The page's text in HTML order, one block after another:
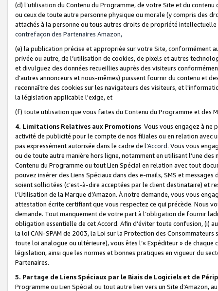
(d) l’utilisation du Contenu du Programme, de votre Site et du
ou ceux de toute autre personne physique ou morale (y compris des
attachés à la personne ou tous autres droits de propriété
contrefaçon des Partenaires Amazon,
(e) la publication précise et appropriée sur votre Site, conformément
privée ou autre, de l’utilisation de cookies, de pixels et autres
et divulguez des données recueillies auprès des visiteurs
d’autres annonceurs et nous-mêmes) puissent fournir du contenu et
reconnaître des cookies sur les navigateurs des visiteurs, et
la législation applicable l'exige, et
(f) toute utilisation que vous faites du Contenu du Programme et des
4. Limitations Relatives aux Promotions Vous vous engagez à ne
activité de publicité pour le compte de nos filiales ou en relation avec
pas expressément autorisée dans le cadre de l’Accord. Vous vous
ou de toute autre manière hors ligne, notamment en utilisant l’une
Contenu du Programme ou tout Lien Spécial en relation avec tout
pouvez insérer des Liens Spéciaux dans des e-mails, SMS et
soient sollicitées (c’est-à-dire acceptées par le client destinataire) et
l’Utilisation de la Marque d’Amazon. À notre demande, vous vous
attestation écrite certifiant que vous respectez ce qui précède. Nous
demande. Tout manquement de votre part à l’obligation de fournir
obligation essentielle de cet Accord. Afin d’éviter toute confusion, (i)
la loi CAN-SPAM de 2003, la Loi sur la Protection des
toute loi analogue ou ultérieure), vous êtes l’« Expéditeur » de
législation, ainsi que les normes et bonnes pratiques en vigueur du
Partenaires.
5. Partage de Liens Spéciaux par le Biais de Logiciels et de
Programme ou Lien Spécial ou tout autre lien vers un Site d'Amazon,